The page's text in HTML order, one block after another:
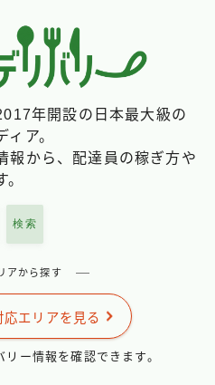
比較
年開設の日本最大級の
ア。
報から、配達員の稼ぎ方や
検索
アから探す
エリアを見る
ー情報を確認できます。